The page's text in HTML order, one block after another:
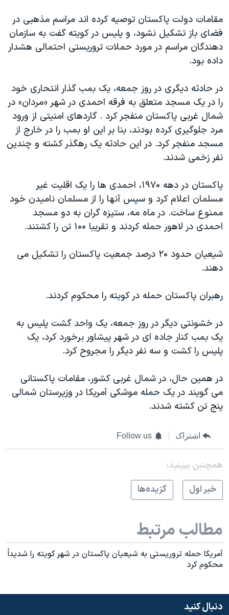
مقامات دولت پاکستان توصیه کرده اند مراسم مذهبی در
فضای باز تشکیل نشود، و پلیس در کویته گفت به سازمان
دهندگان مراسم در مورد حملات تروریستی احتمالی هشدار
داده بود.
در حادثه دیگری در روز جمعه، یک بمب گذار انتحاری خود
را در یک مسجد متعلق به فرقه احمدی در شهر «مردان» در
شمال غربی پاکستان منفجر کرد . گاردهای امنیتی از ورود
مرد جلوگیری کرده بودند، بنا بر این او بمب را در خارج از
مسجد منفجر کرد. در این حادثه یک رهگذر کشته و چندین
نفر زخمی شدند.
پاکستان در دهه ۱۹۷۰، احمدی ها را یک اقلیت غیر
مسلمان اعلام کرد و سپس آنها را از مسلمان نامیدن خود
ممنوع ساخت. در ماه مه، ستیزه گران به دو مسجد
احمدی در لاهور حمله کردند و تقریبا ۱۰۰ تن را کشتند.
شیعیان حدود ۲۰ درصد جمعیت پاکستان را تشکیل می
دهند.
رهبران پاکستان حمله در کویته را محکوم کردند.
در خشونتی دیگر در روز جمعه، یک واحد گشت پلیس به
یک بمب کنار جاده ای در شهر پیشاور برخورد کرد، یک
پلیس را کشت و سه نفر دیگر را مجروح کرد.
در همین حال، در شمال غربی کشور، مقامات پاکستانی
می گویند در یک حمله موشکی آمریکا در وزیرستان شمالی
پنج تن کشته شدند.
اشتراک Follow us
همچنبن ببینید:
خبر اول
گزيده‌ها
مطالب مرتبط
آمريکا حمله تروريستی به شيعيان پاکستان در شهر کويته را شديداً
محکوم کرد
دنبال کنید